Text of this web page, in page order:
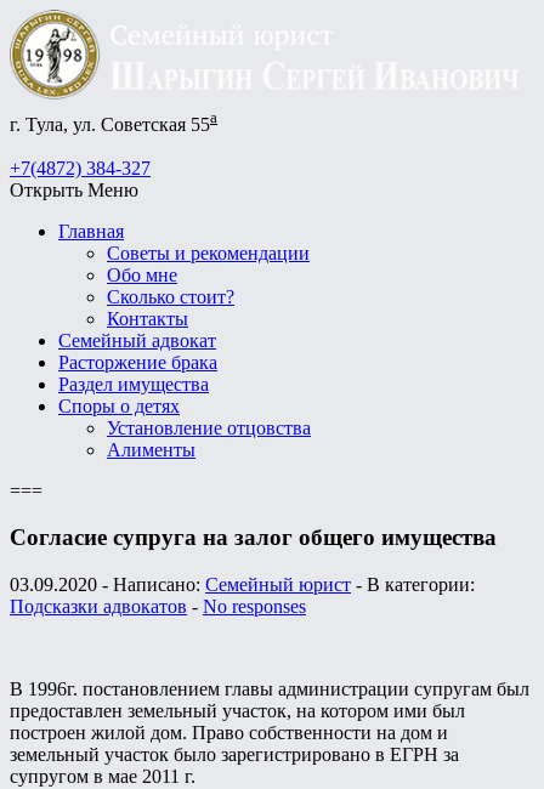
г. Тула, ул. Советская 55а
+7(4872) 384-327
Открыть Меню
Главная
Советы и рекомендации
Обо мне
Сколько стоит?
Контакты
Семейный адвокат
Расторжение брака
Раздел имущества
Споры о детях
Установление отцовства
Алименты
===
Согласие супруга на залог общего имущества
03.09.2020 - Написано: Семейный юрист - В категории:
Подсказки адвокатов - No responses
В 1996г. постановлением главы администрации супругам был
предоставлен земельный участок, на котором ими был
построен жилой дом. Право собственности на дом и
земельный участок было зарегистрировано в ЕГРН за
супругом в мае 2011 г.